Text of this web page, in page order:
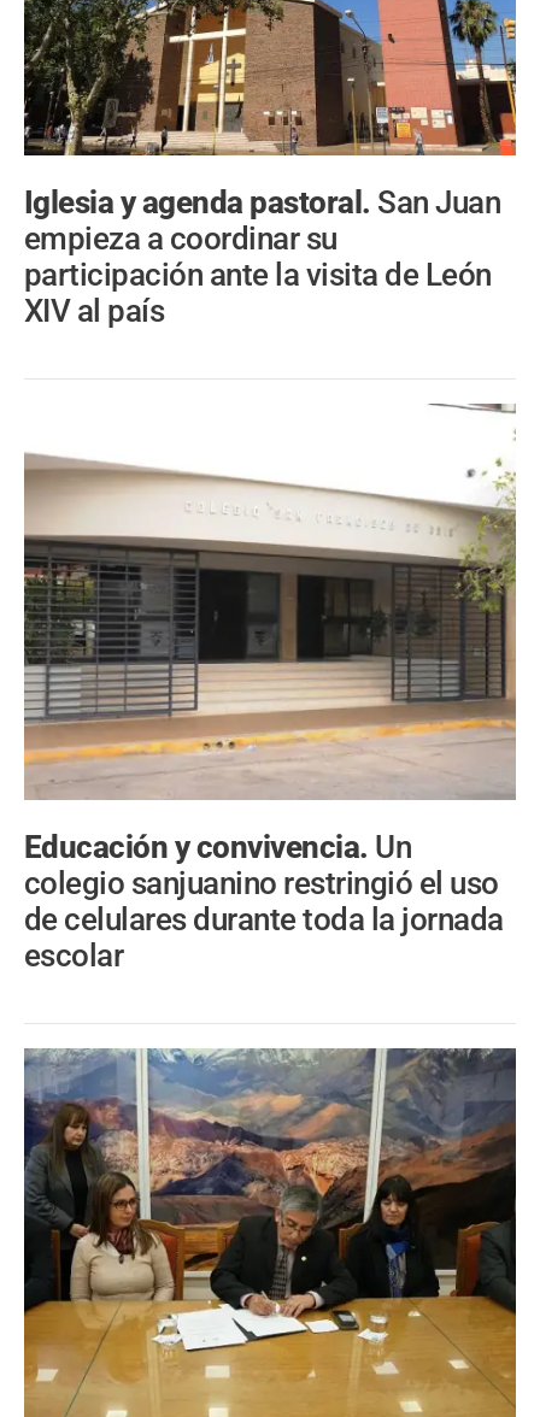
Iglesia y agenda pastoral. San Juan
empieza a coordinar su
participación ante la visita de León
XIV al país
Educación y convivencia. Un
colegio sanjuanino restringió el uso
de celulares durante toda la jornada
escolar